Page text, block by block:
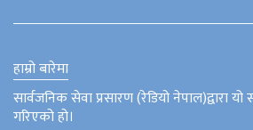
हाम्रो बारेमा
सार्वजनिक सेवा प्रसारण (रेडियो नेपाल)द्वारा यो
गरिएको हो।